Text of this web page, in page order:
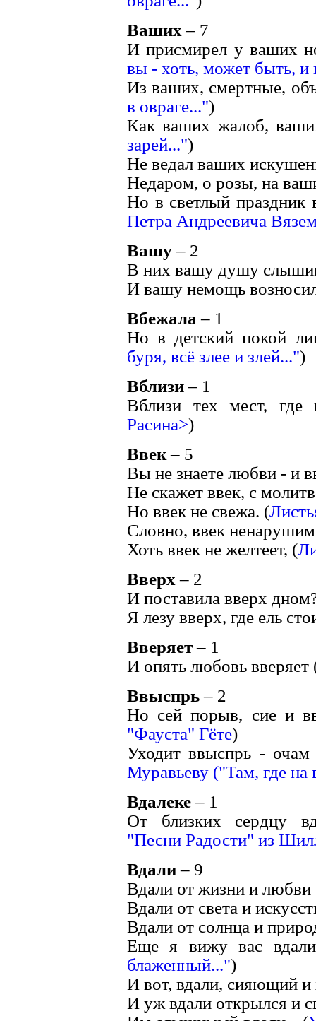
Ваших – 7
И присмирел у ваших
вы - хоть, может быть, и
Из ваших, смертные,
в овраге...")
Как ваших жалоб,
зарей...")
Не ведал ваших
Недаром, о розы, на
Но в светлый
Петра Андреевича
Вашу– 2
В них вашу душу
И вашу немощь
Вбежала – 1
Но в детский покой
буря, всё злее и злей...")
Вблизи– 1
Вблизи тех мест, где
Расина>)
Ввек– 5
Вы не знаете любви - и
Не скажет ввек, с
Но ввек не свежа. (
Словно, ввек
Хоть ввек не желтеет, (
Вверх – 2
И поставила вверх
Я лезу вверх, где ель
Вверяет– 1
И опять любовь вверяет
Ввыспрь– 2
Но сей порыв, сие и
"Фауста" Гёте)
Уходит ввыспрь -
Муравьеву ("Там, где на
Вдалеке– 1
От близких сердцу
"Песни Радости" из
Вдали– 9
Вдали от жизни и любви
Вдали от света и
Вдали от солнца и
Еще я вижу вас
блаженный...")
И вот, вдали, сияющий и
И уж вдали открылся и